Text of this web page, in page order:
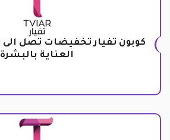
العناية بالبشرة